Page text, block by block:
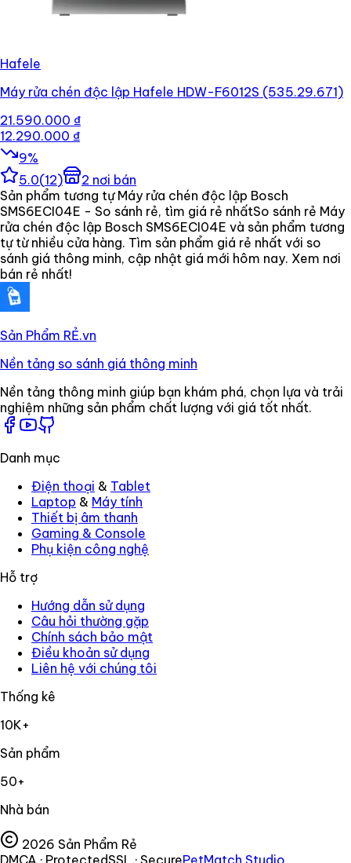
Hafele
Máy rửa chén độc lập Hafele HDW-F6012S (535.29.671)
21.590.000 ₫
12.290.000 ₫
9%
5.0(12) 2 nơi bán
Sản phẩm tương tự Máy rửa chén độc lập Bosch
SMS6ECI04E - So sánh rẻ, tìm giá rẻ nhấtSo sánh rẻ Máy
rửa chén độc lập Bosch SMS6ECI04E và sản phẩm tương
tự từ nhiều cửa hàng. Tìm sản phẩm giá rẻ nhất với so
sánh giá thông minh, cập nhật giá mới hôm nay. Xem nơi
bán rẻ nhất!
Sản Phẩm RẺ.vn
Nền tảng so sánh giá thông minh
Nền tảng thông minh giúp bạn khám phá, chọn lựa và trải
nghiệm những sản phẩm chất lượng với giá tốt nhất.
Danh mục
Điện thoại & Tablet
Laptop & Máy tính
Thiết bị âm thanh
Gaming & Console
Phụ kiện công nghệ
Hỗ trợ
Hướng dẫn sử dụng
Câu hỏi thường gặp
Chính sách bảo mật
Điều khoản sử dụng
Liên hệ với chúng tôi
Thống kê
10K+
Sản phẩm
50+
Nhà bán
2026 Sản Phẩm Rẻ
DMCA · ProtectedSSL · SecurePetMatch Studio